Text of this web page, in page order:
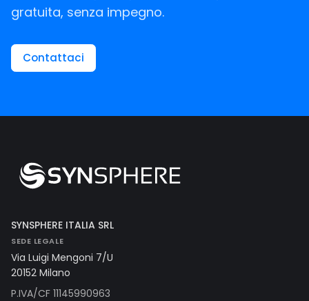
gratuita, senza impegno.
Contattaci
SYNSPHERE ITALIA SRL
SEDE LEGALE
Via Luigi Mengoni 7/U
20152 Milano
P.IVA/CF 11145990963